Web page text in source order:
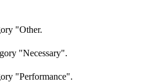
"Other.
"Necessary".
"Performance".